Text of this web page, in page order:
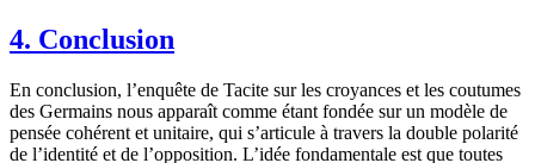
4. Conclusion
En conclusion, l’enquête de Tacite sur les croyances et les coutumes
des Germains nous apparaît comme étant fondée sur un modèle de
pensée cohérent et unitaire, qui s’articule à travers la double polarité
de l’identité et de l’opposition. L’idée fondamentale est que toutes